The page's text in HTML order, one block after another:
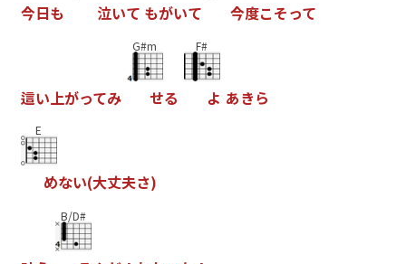
今日も 泣いて もがいて 今度こそって
這い上がってみ
G#m
せる
F#
よ あきら
E
めない(大丈夫さ)
B/D#